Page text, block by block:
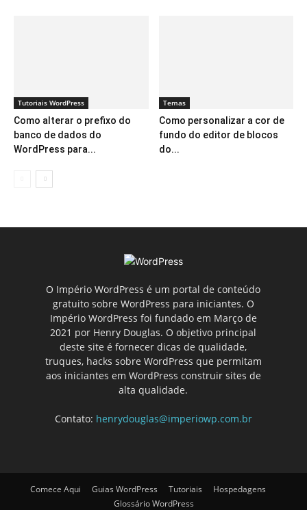
Tutoriais WordPress
Como alterar o prefixo do
banco de dados do
WordPress para...
Temas
Como personalizar a cor de
fundo do editor de blocos
do...
O Império WordPress é um portal de conteúdo
gratuito sobre WordPress para iniciantes. O
Império WordPress foi fundado em Março de
2021 por Henry Douglas. O objetivo principal
deste site é fornecer dicas de qualidade,
truques, hacks sobre WordPress que permitam
aos iniciantes em WordPress construir sites de
alta qualidade.
Contato: henrydouglas@imperiowp.com.br
Comece Aqui Guias WordPress Tutoriais
Hospedagens
Glossário WordPress